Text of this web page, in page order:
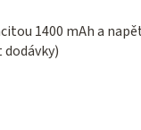
1400 mAh a
dodávky)